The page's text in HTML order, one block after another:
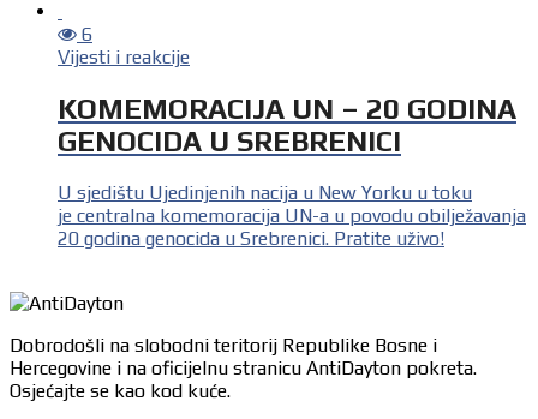
6
Vijesti i reakcije
KOMEMORACIJA UN – 20 GODINA
GENOCIDA U SREBRENICI
U sjedištu Ujedinjenih nacija u New Yorku u toku
je centralna komemoracija UN-a u povodu obilježavanja
20 godina genocida u Srebrenici. Pratite uživo!
Dobrodošli na slobodni teritorij Republike Bosne i
Hercegovine i na oficijelnu stranicu AntiDayton pokreta.
Osjećajte se kao kod kuće.